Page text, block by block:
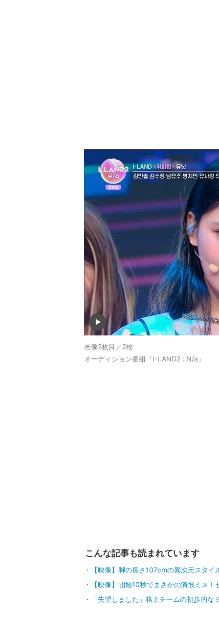
画像2枚目／2枚
オーディション番組『I-LAND2 : N/a』
こんな記事も読まれています
【映像】脚の長さ107cmの異次元スタ
【映像】開始10秒でまさかの痛恨ミス
「失望しました」格上チームの初歩的な